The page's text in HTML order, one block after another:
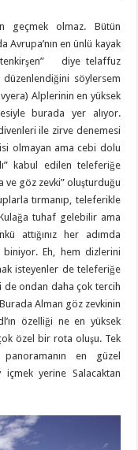
geçmek olmaz. Bütün
Avrupa’nın en ünlü kayak
diye telaffuz
söylersem
Alplerinin en yüksek
burada yer alıyor.
ile zirve denemesi
olmayan ama cebi dolu
kabul edilen teleferiğe
ve göz zevki” oluşturduğu
tırmanıp, teleferikle
tuhaf gelebilir ama
attığınız her adımda
Eh, hem dizlerini
isteyenler de teleferiğe
de ondan daha çok tercih
Alman göz zevkinin
özelliği ne en yüksek
özel bir rota oluşu. Tek
en güzel
içmek yerine Salacaktan